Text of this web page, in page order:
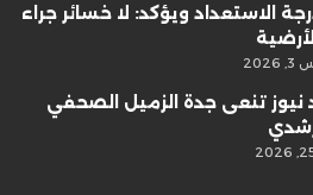
الاستعداد ويؤكد: لا خسائر جراء
نيوز تنعى جدة الزميل الصحفي